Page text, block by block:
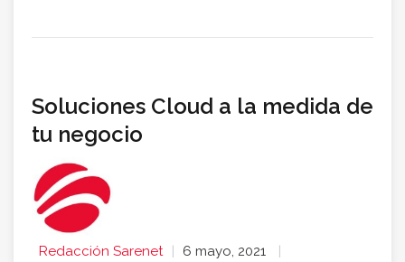
Soluciones Cloud a la medida de
tu negocio
Redacción Sarenet
6 mayo, 2021